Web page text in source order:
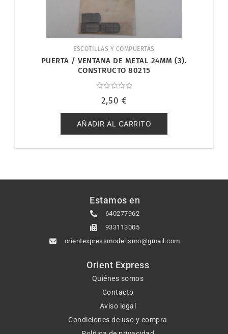
ESCOTILLAS Y COMPUERTAS
PUERTA / VENTANA DE METAL 24MM (3).
CONSTRUCTO 80215
con
de
5
2,50 €
AÑADIR AL CARRITO
Estamos en
640277962
933113005
orientexpressmodelismo@gmail.com
Orient Express
Quiénes somos
Contacto
Aviso legal
Condiciones de uso y compra